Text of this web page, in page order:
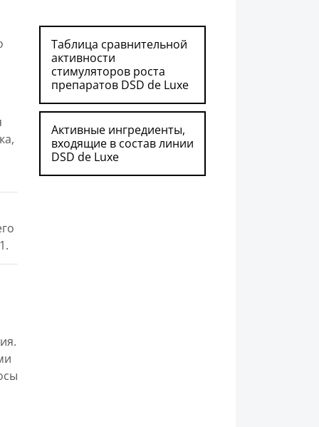
Таблица сравнительной
активности
стимуляторов роста
препаратов DSD de Luxe
Активные ингредиенты,
входящие в состав линии
DSD de Luxe